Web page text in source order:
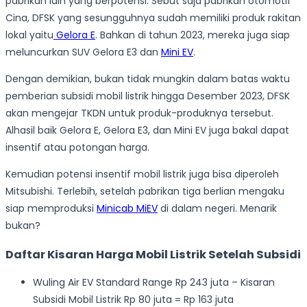
Cina, DFSK yang sesungguhnya sudah memiliki produk rakitan
lokal yaitu Gelora E. Bahkan di tahun 2023, mereka juga siap
meluncurkan SUV Gelora E3 dan Mini EV.
Dengan demikian, bukan tidak mungkin dalam batas waktu
pemberian subsidi mobil listrik hingga Desember 2023, DFSK
akan mengejar TKDN untuk produk-produknya tersebut.
Alhasil baik Gelora E, Gelora E3, dan Mini EV juga bakal dapat
insentif atau potongan harga.
Kemudian potensi insentif mobil listrik juga bisa diperoleh
Mitsubishi. Terlebih, setelah pabrikan tiga berlian mengaku
siap memproduksi Minicab MiEV di dalam negeri. Menarik
bukan?
Daftar Kisaran Harga Mobil Listrik Setelah Subsidi
Wuling Air EV Standard Range Rp 243 juta – Kisaran
Subsidi Mobil Listrik Rp 80 juta = Rp 163 juta